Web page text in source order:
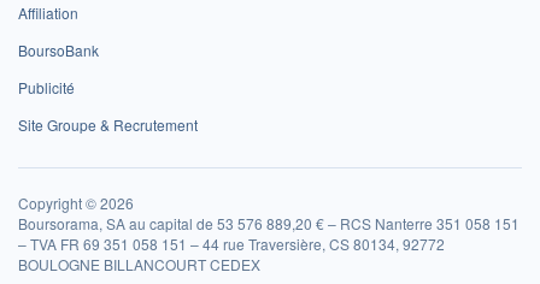
Affiliation
BoursoBank
Publicité
Site Groupe & Recrutement
Copyright © 2026
Boursorama, SA au capital de 53 576 889,20 € – RCS Nanterre 351 058 151
– TVA FR 69 351 058 151 – 44 rue Traversière, CS 80134, 92772
BOULOGNE BILLANCOURT CEDEX